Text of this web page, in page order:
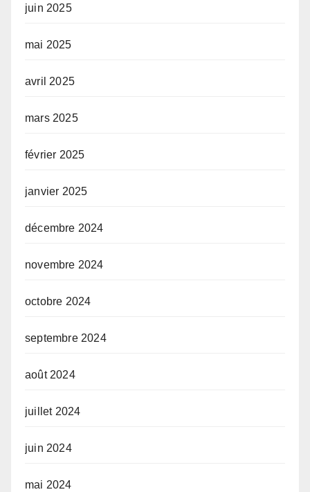
juin 2025
mai 2025
avril 2025
mars 2025
février 2025
janvier 2025
décembre 2024
novembre 2024
octobre 2024
septembre 2024
août 2024
juillet 2024
juin 2024
mai 2024